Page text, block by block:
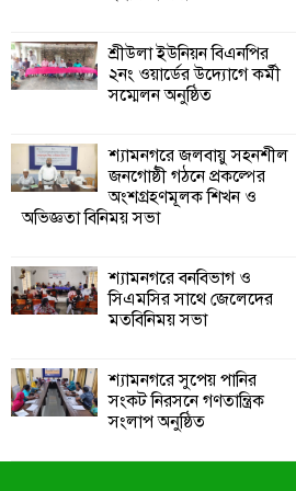
শ্রীউলা ইউনিয়ন বিএনপির
২নং ওয়ার্ডের উদ্যোগে কর্মী
সম্মেলন অনুষ্ঠিত
শ্যামনগরে জলবায়ু সহনশীল
জনগোষ্ঠী গঠনে প্রকল্পের
অংশগ্রহণমূলক শিখন ও
অভিজ্ঞতা বিনিময় সভা
শ্যামনগরে বনবিভাগ ও
সিএমসির সাথে জেলেদের
মতবিনিময় সভা
শ্যামনগরে সুপেয় পানির
সংকট নিরসনে গণতান্ত্রিক
সংলাপ অনুষ্ঠিত